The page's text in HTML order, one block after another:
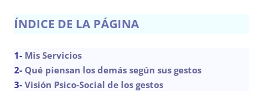
ÍNDICE DE LA PÁGINA
1- Mis Servicios
2- Qué piensan los demás según sus gestos
3- Visión Psico-Social de los gestos